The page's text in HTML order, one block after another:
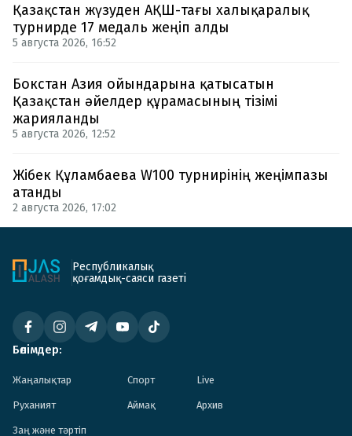
Қазақстан жүзуден АҚШ-тағы халықаралық
турнирде 17 медаль жеңіп алды
5 августа 2026, 16:52
Бокстан Азия ойындарына қатысатын
Қазақстан әйелдер құрамасының тізімі
жарияланды
5 августа 2026, 12:52
Жібек Құламбаева W100 турнирінің жеңімпазы
атанды
2 августа 2026, 17:02
Республикалық
қоғамдық-саяси газеті
Бөлімдер:
Жаңалықтар Спорт Live
Руханият Аймақ Архив
Заң және тәртіп